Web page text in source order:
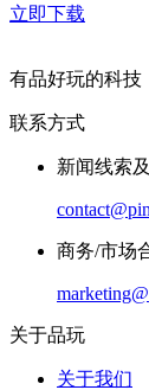
立即下载
有品好玩的科技
联系方式
新闻线索
商务/市场
关于品玩
关于我们